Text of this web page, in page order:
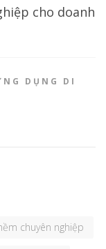
cho doanh
DỤNG DI
chuyên nghiệp